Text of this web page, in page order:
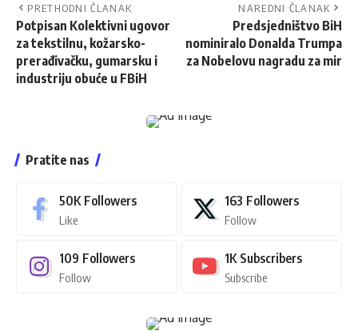
PRETHODNI ČLANAK
Potpisan Kolektivni ugovor
za tekstilnu, kožarsko-
prerađivačku, gumarsku i
industriju obuće u FBiH
NAREDNI ČLANAK
Predsjedništvo BiH
nominiralo Donalda Trumpa
za Nobelovu nagradu za mir
Pratite nas
50K Followers
Like
163 Followers
Follow
109 Followers
Follow
1K Subscribers
Subscribe